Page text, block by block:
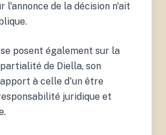
l'annonce de la décision n'ait
se posent également sur la
de Diella, son
à celle d'un être
juridique et